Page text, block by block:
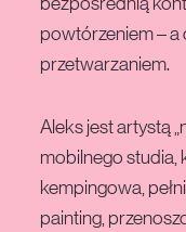
bezpośrednią
powtórzeniem –
przetwarzaniem.
Aleks jest artystą
mobilnego studia,
kempingowa,
painting,